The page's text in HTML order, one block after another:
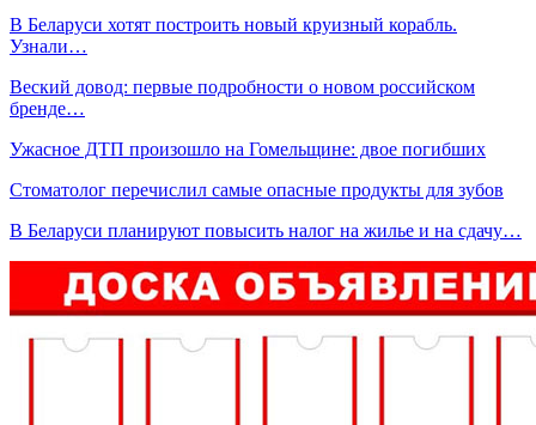
В Беларуси хотят построить новый круизный корабль.
Узнали…
Веский довод: первые подробности о новом российском
бренде…
Ужасное ДТП произошло на Гомельщине: двое погибших
Стоматолог перечислил самые опасные продукты для зубов
В Беларуси планируют повысить налог на жилье и на сдачу…